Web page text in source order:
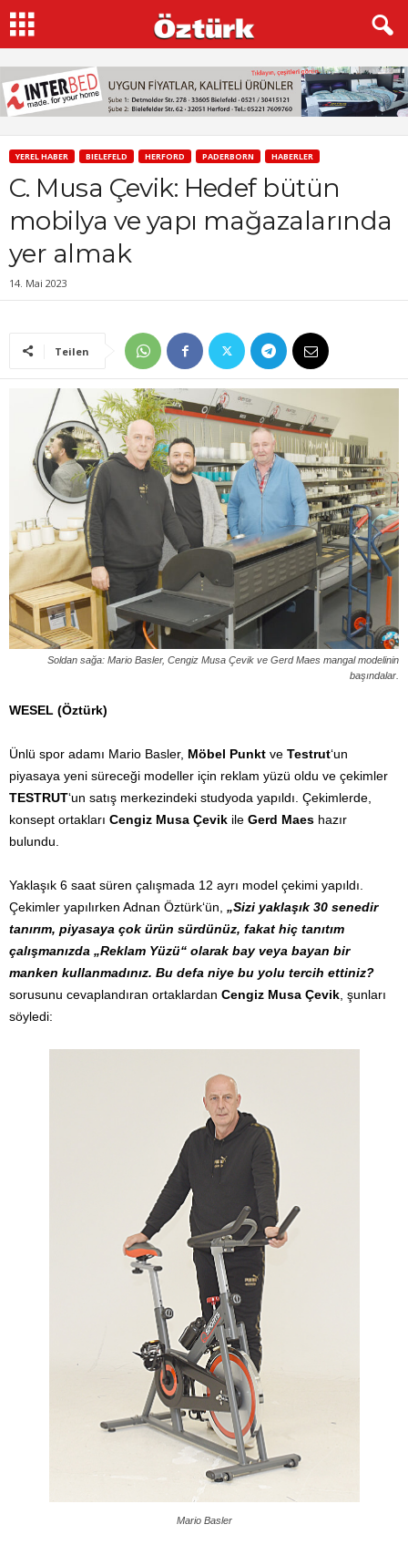
YEREL HABER BIELEFELD HERFORD PADERBORN HABERLER
C. Musa Çevik: Hedef bütün
mobilya ve yapı mağazalarında
yer almak
14. Mai 2023
Teilen
Soldan sağa: Mario Basler, Cengiz Musa Çevik ve Gerd Maes mangal modelinin
başındalar.
WESEL (Öztürk)
Ünlü spor adamı Mario Basler, Möbel Punkt ve Testrut‘un
piyasaya yeni süreceği modeller için reklam yüzü oldu ve çekimler
TESTRUT‘un satış merkezindeki studyoda yapıldı. Çekimlerde,
konsept ortakları Cengiz Musa Çevik ile Gerd Maes hazır
bulundu.
Yaklaşık 6 saat süren çalışmada 12 ayrı model çekimi yapıldı.
Çekimler yapılırken Adnan Öztürk‘ün, „Sizi yaklaşık 30 senedir
tanırım, piyasaya çok ürün sürdünüz, fakat hiç tanıtım
çalışmanızda „Reklam Yüzü“ olarak bay veya bayan bir
manken kullanmadınız. Bu defa niye bu yolu tercih ettiniz?
sorusunu cevaplandıran ortaklardan Cengiz Musa Çevik , şunları
söyledi:
Mario Basler